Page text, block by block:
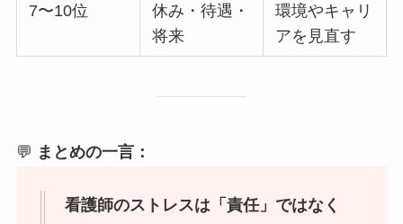
7〜10位
休み・待遇・
将来
環境やキャリ
アを見直す
💬 まとめの一言：
看護師のストレスは「責任」ではなく